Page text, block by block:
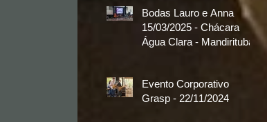
Bodas Lauro e Anna
15/03/2025 - Chácara
Água Clara - Mandirituba
Evento Corporativo
Grasp - 22/11/2024